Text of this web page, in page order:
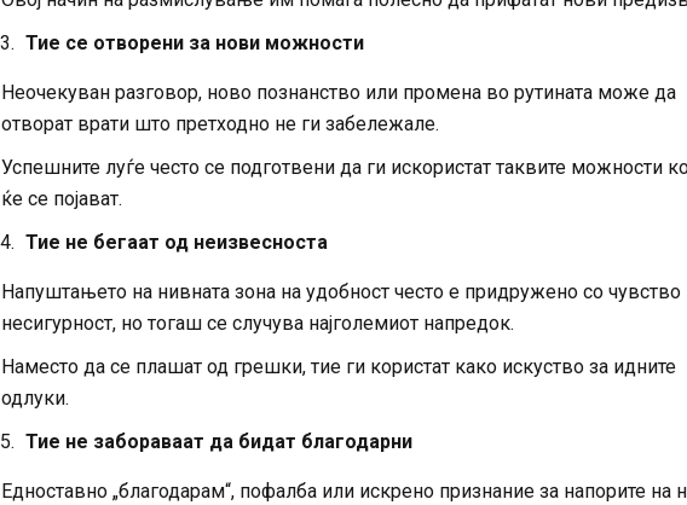
Тие се отворени за нови можности
Неочекуван разговор, ново познанство или промена во рутината може да
отворат врати што претходно не ги забележале.
Успешните луѓе често се подготвени да ги искористат таквите можности
ќе се појават.
Тие не бегаат од неизвесноста
Напуштањето на нивната зона на удобност често е придружено со чувство
несигурност, но тогаш се случува најголемиот напредок.
Наместо да се плашат од грешки, тие ги користат како искуство за идните
одлуки.
Тие не забораваат да бидат благодарни
Едноставно „благодарам“, пофалба или искрено признание за напорите на